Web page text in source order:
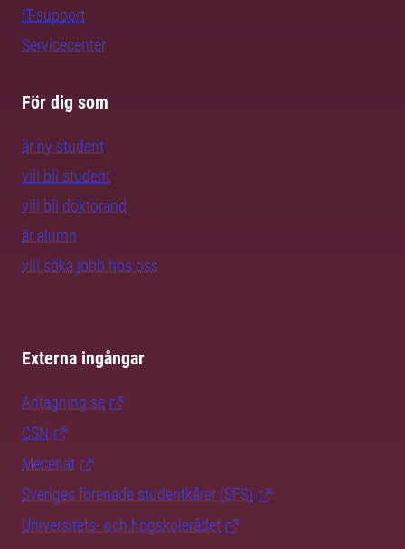
IT-support
Servicecenter
För dig som
är ny student
vill bli student
vill bli doktorand
är alumn
vill söka jobb hos oss
Externa ingångar
Antagning.se
CSN
Mecenat
Sveriges förenade studentkårer (SFS)
Universitets- och högskolerådet